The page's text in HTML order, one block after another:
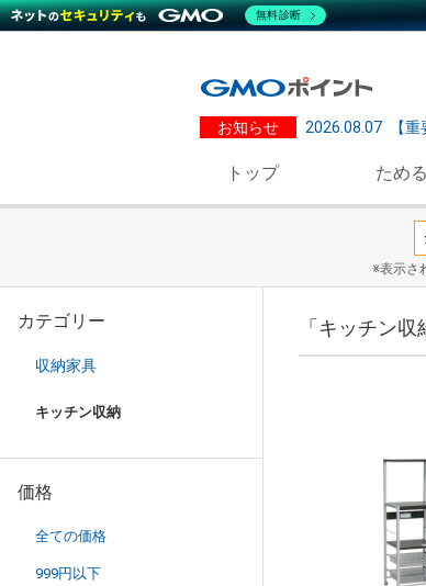
お知らせ 2026.08.07 【
トップ ため
※表示さ
カテゴリー
収納家具
キッチン収納
価格
全ての価格
999円以下
「キッチン
無料診断